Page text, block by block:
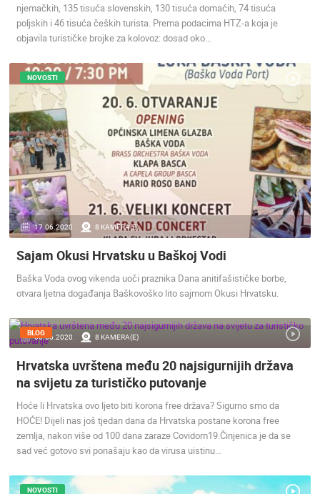
njemačkih, 135 tisuća slovenskih, 130 tisuća domaćih, 74 tisuća
poljskih i 46 tisuća čeških turista. Prema podacima HTZ-a koja je
objavila turističke brojke za kolovoz: dosad oko…
17.06.2020. 8 KAMERA(E)
NOVOSTI
Sajam Okusi Hrvatsku u Baškoj Vodi
Baška Voda ovog vikenda uoči praznika Dana anitifašističke borbe,
otvara ljetna događanja Baškovoško lito sajmom Okusi Hrvatsku.
06.06.2020. 8 KAMERA(E)
BLOG
Hrvatska uvrštena među 20 najsigurnijih država
na svijetu za turističko putovanje
Hoće li Hrvatska ovo ljeto biti korona free država? Sigurno smo da
HOĆE! Dijeli nas još tjedan dana da Hrvatska postane korona free
zemlja, nakon više od 100 dana zaraze Covidom19.Činjenica je da se
sad već gotovo svi ponašaju kao da virusa uistinu…
NOVOSTI